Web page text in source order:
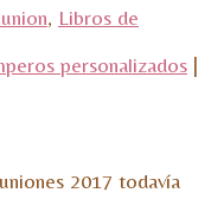
, Libros de
personalizados |
2017 todavía